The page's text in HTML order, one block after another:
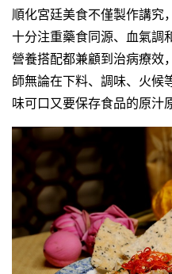
順化宮廷美食不僅製作講究
十分注重藥食同源、血氣調
營養搭配都兼顧到治病療效
師無論在下料、調味、火候
味可口又要保存食品的原汁